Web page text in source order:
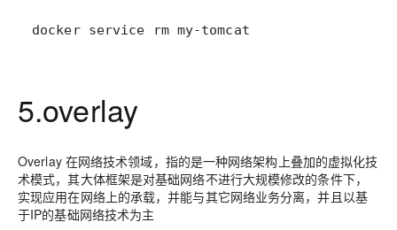
docker service rm my-tomcat
5.overlay
Overlay 在网络技术领域，指的是一种网络架构上叠加的虚拟化技
术模式，其大体框架是对基础网络不进行大规模修改的条件下，
实现应用在网络上的承载，并能与其它网络业务分离，并且以基
于IP的基础网络技术为主